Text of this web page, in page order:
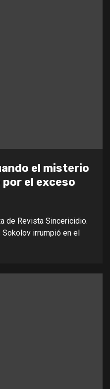
el misterio
el exceso
de Revista Sincericidio.
irrumpió en el